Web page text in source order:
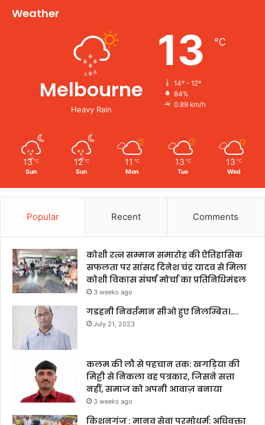
Weather
Melbourne
Heavy Rain
13 ℃
14º - 12º
84%
0.89 km/h
13 ℃
Sun
12 ℃
Sun
11 ℃
Mon
13 ℃
Tue
13 ℃
Wed
Popular Recent Comments
कोशी रत्न सम्मान समारोह की ऐतिहासिक
सफलता पर सांसद दिनेश चंद्र यादव से मिला
कोशी विकास संघर्ष मोर्चा का प्रतिनिधिमंडल
3 weeks ago
गडहनी निवर्तमान सीओ हुए निलम्बित।….
July 21, 2023
कलम की लौ से पहचान तक: खगड़िया की
मिट्टी से निकला वह पत्रकार, जिसने सत्ता
नहीं, समाज को अपनी आवाज़ बनाया
3 weeks ago
किशनगंज : मानव सेवा परमोधर्म: अधिवक्ता